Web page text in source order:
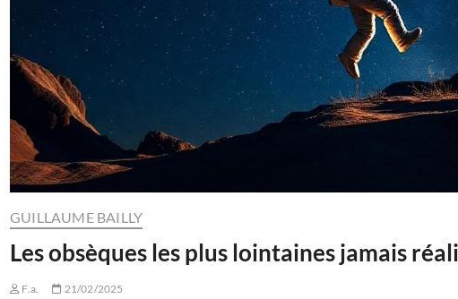
GUILLAUME BAILLY
Les obsèques les plus lointaines jamais
F.a. 21/02/2025